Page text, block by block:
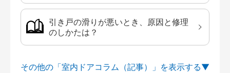
引き戸の滑りが悪いとき、原因と修理
のしかたは？
その他の「室内ドアコラム（記事）」を